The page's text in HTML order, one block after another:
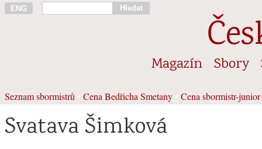
ENG Hledat
Magazín Sbory
Seznam sbormistrů Cena Bedřicha Smetany Cena sbormistr-junior
Svatava Šimková